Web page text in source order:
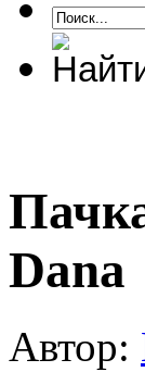
Dana
Автор: